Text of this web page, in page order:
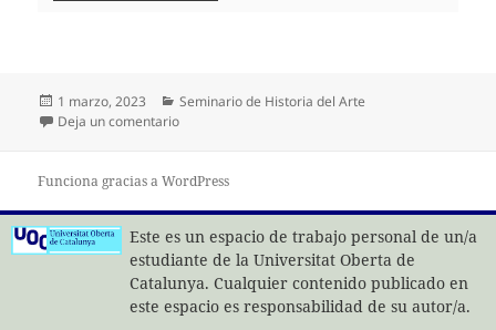
Publicado
el
1 marzo, 2023 Categorías
Seminario de Historia del Arte
Deja un comentarioen ¿CUANDO SE ES ARTISTA?
Funciona gracias a WordPress
Este es un espacio de trabajo personal de un/a
estudiante de la Universitat Oberta de
Catalunya. Cualquier contenido publicado en
este espacio es responsabilidad de su autor/a.